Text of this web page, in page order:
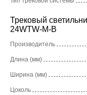
Трековый
24WTW-M-B
Производитель
Длина (мм)
Ширина (мм)
Цоколь